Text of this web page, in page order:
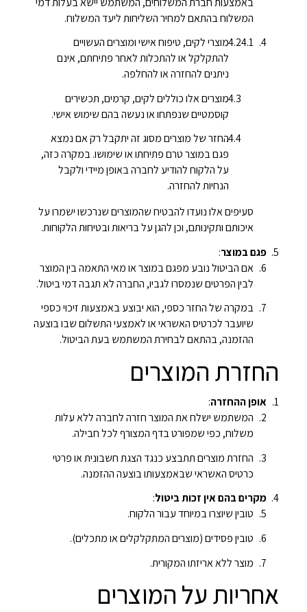
המשלוח בהתאם למחיר השליחות ליעד המשלוח.
מוצרי לקים, טיפוח אישי ומוצרים העשויים
להתקלקל או להתכלות לאחר פתיחתם, אינם
ניתנים להחזרה או להחלפה.
מוצרים אלו כוללים לקים, קרמים, תכשירים
קוסמטיים שנפתחו או נעשה בהם שימוש אישי.
החזר של מוצרים מסוג זה יתקבל רק אם נמצא
פגם במוצר טרם פתיחתו או שימושו. במקרה כזה,
על הלקוח להודיע לחברה באופן מיידי ולקבל
הנחיות להחזרה.
סעיפים אלו נועדו להבטיח שהמוצרים שנרכשו ישמרו על
איכותם ותקינותם, וכן להגן על בריאות ובטיחות הלקוחות.
פגם במוצר:
אם הביטול נובע מפגם במוצר או מאי התאמה בין המוצר
לבין הפרטים שנמסרו לגביו, החברה לא תגבה דמי ביטול.
במקרה של החזר כספי, הוא יבוצע באמצעות זיכוי כספי
שיועבר לכרטיס האשראי או לאמצעי התשלום שבו בוצעה
ההזמנה, בהתאם לבחירת המשתמש בעת הביטול.
החזרת המוצרים
אופן ההחזרה:
המשתמש ישלח את המוצר חזרה לחברה ללא עלות
משלוח, כפי שמפורט בדף המצורף לכל חבילה.
החזרת מוצרים תתבצע כנגד הצגת חשבונית או פרטי
כרטיס האשראי שבאמצעותו בוצעה ההזמנה.
מקרים בהם אין זכות ביטול:
טובין שיוצרו במיוחד עבור הלקוח.
טובין פסידים (מוצרים המתקלקלים או מתכלים).
מוצר ללא אריזתו המקורית.
אחריות על המוצרים